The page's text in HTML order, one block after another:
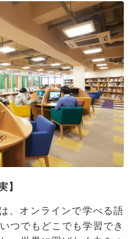
】
、オンラインで学べる語
つでもどこでも学習でき